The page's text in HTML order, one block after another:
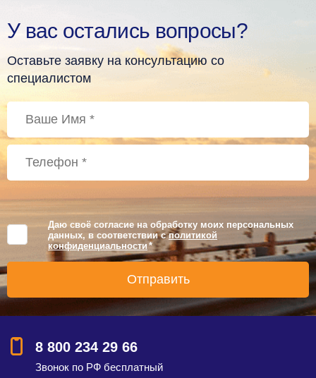
У вас остались вопросы?
Оставьте заявку на консультацию со
специалистом
Даю своё согласие на обработку моих персональных
данных, в соответствии сполитикой
конфиденциальности *
8 800 234 29 66
Звонок по РФ бесплатный